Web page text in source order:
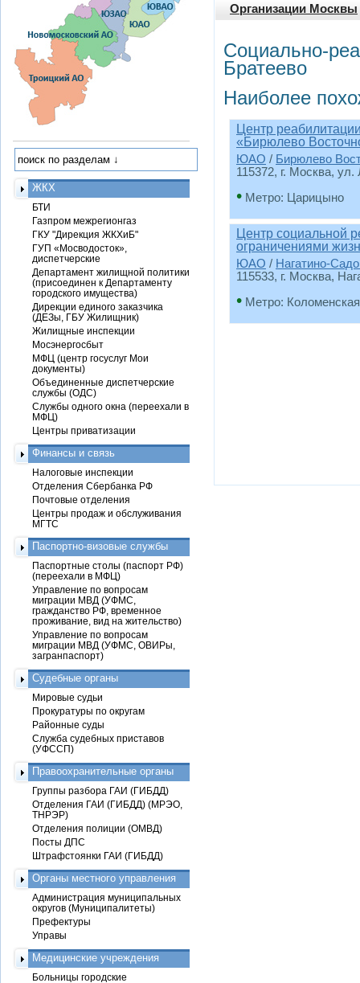
Организации Москвы
Социально-
Братеево
Наиболее
Центр
«Бирюлево
ЮАО / Бирюлево
115372, г. Москва,
• Метро: Царицыно
Центр социальной
ограничениями
ЮАО / Нагатино-
115533, г. Москва,
• Метро: Коломенская
ЖКХ
БТИ
Газпром межрегионгаз
ГКУ "Дирекция ЖКХиБ"
ГУП «Мосводосток»,
диспетчерские
Департамент жилищной политики
(присоединен к Департаменту
городского имущества)
Дирекции единого заказчика
(ДЕЗы, ГБУ Жилищник)
Жилищные инспекции
Мосэнергосбыт
МФЦ (центр госуслуг Мои
документы)
Объединенные диспетчерские
службы (ОДС)
Службы одного окна (переехали в
МФЦ)
Центры приватизации
Финансы и связь
Налоговые инспекции
Отделения Сбербанка РФ
Почтовые отделения
Центры продаж и обслуживания
МГТС
Паспортно-визовые службы
Паспортные столы (паспорт РФ)
(переехали в МФЦ)
Управление по вопросам
миграции МВД (УФМС,
гражданство РФ, временное
проживание, вид на жительство)
Управление по вопросам
миграции МВД (УФМС, ОВИРы,
загранпаспорт)
Судебные органы
Мировые судьи
Прокуратуры по округам
Районные суды
Служба судебных приставов
(УФССП)
Правоохранительные органы
Группы разбора ГАИ (ГИБДД)
Отделения ГАИ (ГИБДД) (МРЭО,
ТНРЭР)
Отделения полиции (ОМВД)
Посты ДПС
Штрафстоянки ГАИ (ГИБДД)
Органы местного управления
Администрация муниципальных
округов (Муниципалитеты)
Префектуры
Управы
Медицинские учреждения
Больницы городские